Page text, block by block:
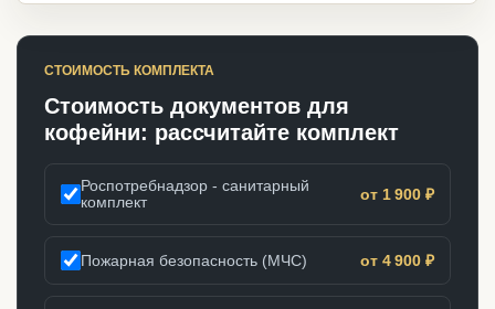
СТОИМОСТЬ КОМПЛЕКТА
Стоимость документов для
кофейни: рассчитайте комплект
Роспотребнадзор - санитарный
комплект
от 1 900 ₽
Пожарная безопасность (МЧС) от 4 900 ₽